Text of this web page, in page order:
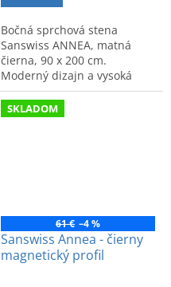
Bočná sprchová stena
Sanswiss ANNEA, matná
čierna, 90 x 200 cm.
Moderný dizajn a vysoká
kvalita pre váš sprchový kút.
Kód: ANTW09000607.
SKLADOM
61 € –4 %
Sanswiss Annea - čierny
magnetický profil